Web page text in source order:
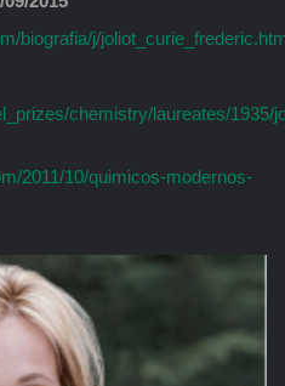
biografia/j/
chemistry/laureates/1935/
2011/10/quimicos-modernos-